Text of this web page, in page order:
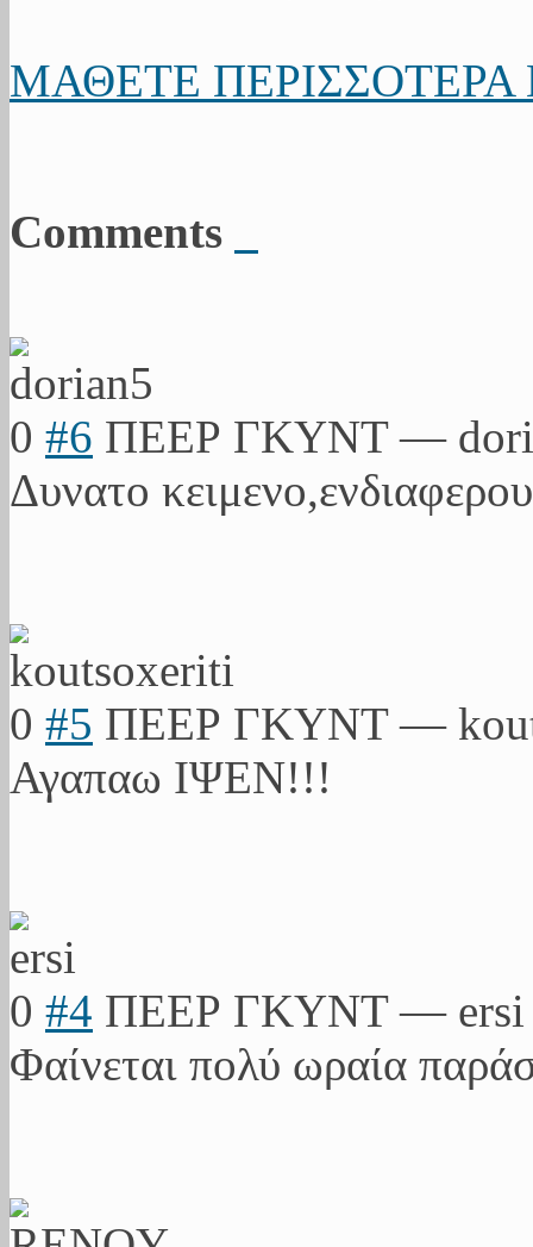
ΜΑΘΕΤΕ
Comments
0 #6 ΠΕΕΡ ΓΚΥΝΤ—
Δυνατο κειμενο,ενδιαφε
0 #5 ΠΕΕΡ ΓΚΥΝΤ—
Αγαπαω ΙΨΕΝ!!!
0 #4 ΠΕΕΡ ΓΚΥΝΤ— ersi
Φαίνεται πολύ ωραία